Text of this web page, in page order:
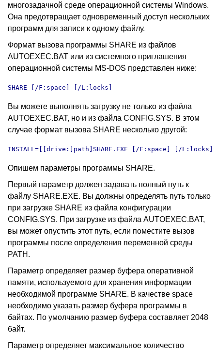
многозадачной среде операционной системы Windows.
Она предотвращает одновременный доступ нескольких
программ для записи к одному файлу.
Формат вызова программы SHARE из файлов
AUTOEXEC.BAT или из системного приглашения
операционной системы MS-DOS представлен ниже:
SHARE [/F:space] [/L:locks]
Вы можете выполнять загрузку не только из файла
AUTOEXEC.BAT, но и из файла CONFIG.SYS. В этом
случае формат вызова SHARE несколько другой:
INSTALL=[[drive:]path]SHARE.EXE [/F:space] [/L:locks]
Опишем параметры программы SHARE.
Первый параметр должен задавать полный путь к
файлу SHARE.EXE. Вы должны определять путь только
при загрузке SHARE из файла конфигурации
CONFIG.SYS. При загрузке из файла AUTOEXEC.BAT,
вы может опустить этот путь, если поместите вызов
программы после определения переменной среды
PATH.
Параметр определяет размер буфера оперативной
памяти, используемого для хранения информации
необходимой программе SHARE. В качестве space
необходимо указать размер буфера программы в
байтах. По умолчанию размер буфера составляет 2048
байт.
Параметр определяет максимальное количество